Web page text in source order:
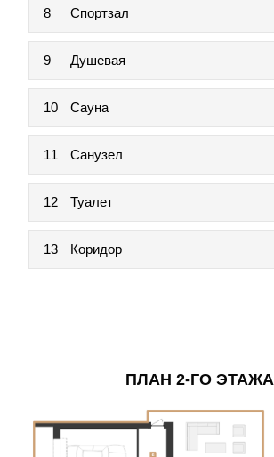
8 Спортзал
9 Душевая
10 Сауна
11 Санузел
12 Туалет
13 Коридор
ПЛАН 2-ГО ЭТАЖА